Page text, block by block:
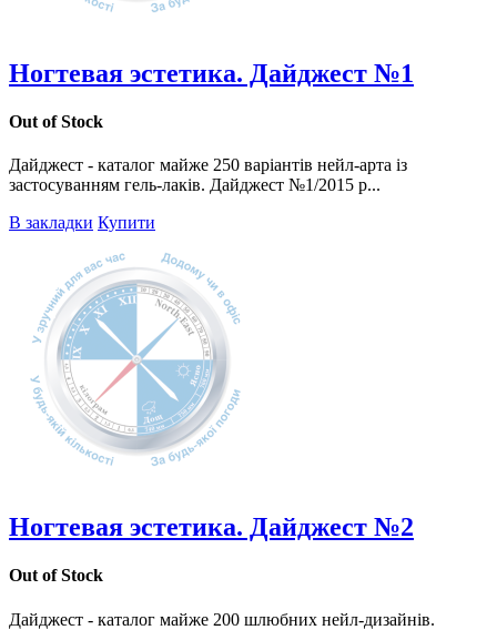
Ногтевая эстетика. Дайджест №1
Out of Stock
Дайджест - каталог майже 250 варіантів нейл-арта із
застосуванням гель-лаків. Дайджест №1/2015 р...
В закладки Купити
Ногтевая эстетика. Дайджест №2
Out of Stock
Дайджест - каталог майже 200 шлюбних нейл-дизайнів.